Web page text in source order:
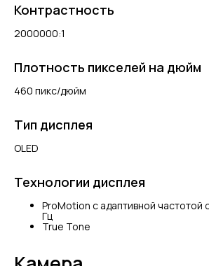
Контрастность
2000000:1
Плотность пикселей на дюйм
460 пикс/дюйм
Тип дисплея
OLED
Технологии дисплея
ProMotion с адаптивной частотой
Гц
True Tone